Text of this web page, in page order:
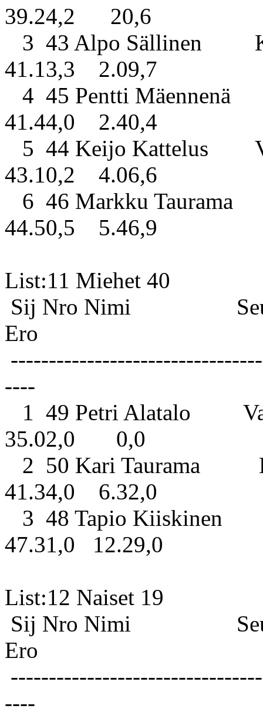
39.24,2 20,6
3 43 Alpo Sällinen
41.13,3 2.09,7
4 45 Pentti
41.44,0 2.40,4
5 44 Keijo Kattelus
43.10,2 4.06,6
6 46 Markku
44.50,5 5.46,9
List:11
Sij Nro Nimi
Ero
----
1 49 Petri Alatalo
35.02,0 0,0
2 50 Kari Taurama
41.34,0 6.32,0
3 48 Tapio Kiiskinen
47.31,0 12.29,0
List:12
Sij Nro Nimi
Ero
----